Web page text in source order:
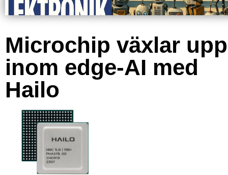
Microchip växlar upp
inom edge-AI med
Hailo